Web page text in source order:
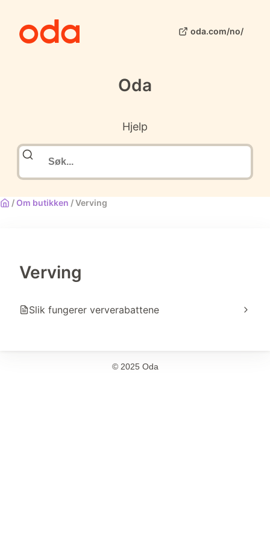
oda.com/no/
Oda
Hjelp
/Om butikken /Verving
Verving
Slik fungerer ververabattene
© 2025 Oda